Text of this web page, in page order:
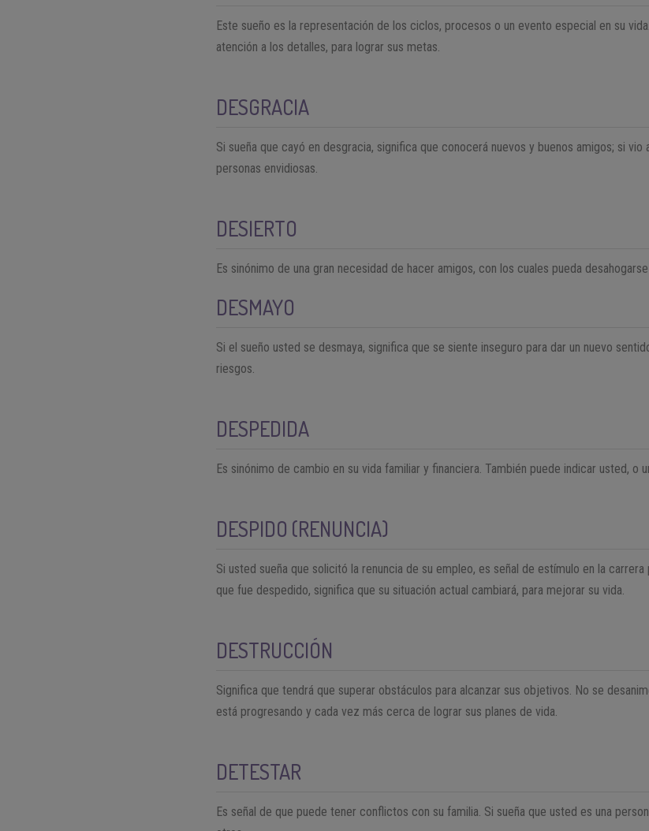
Este sueño es la representación de los ciclos, procesos o un evento especial en su
atención a los detalles, para lograr sus metas.
DESGRACIA
Si sueña que cayó en desgracia, significa que conocerá nuevos y buenos amigos; si
personas envidiosas.
DESIERTO
Es sinónimo de una gran necesidad de hacer amigos, con los cuales pueda
DESMAYO
Si el sueño usted se desmaya, significa que se siente inseguro para dar un nuevo
riesgos.
DESPEDIDA
Es sinónimo de cambio en su vida familiar y financiera. También puede indicar usted, o
DESPIDO (RENUNCIA)
Si usted sueña que solicitó la renuncia de su empleo, es señal de estímulo en la
que fue despedido, significa que su situación actual cambiará, para mejorar su vida.
DESTRUCCIÓN
Significa que tendrá que superar obstáculos para alcanzar sus objetivos. No se
está progresando y cada vez más cerca de lograr sus planes de vida.
DETESTAR
Es señal de que puede tener conflictos con su familia. Si sueña que usted es una